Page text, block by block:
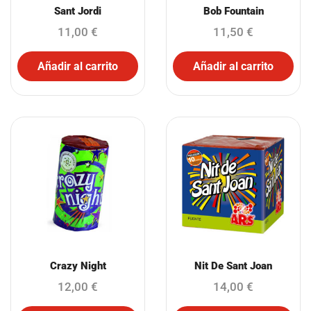
Sant Jordi
11,00 €
Añadir al carrito
Bob Fountain
11,50 €
Añadir al carrito
Crazy Night
12,00 €
Nit De Sant Joan
14,00 €